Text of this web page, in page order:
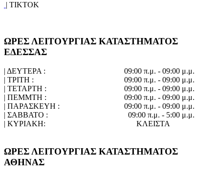
| TIKTOK
ΩΡΕΣ ΛΕΙΤΟΥΡΓΙΑΣ ΚΑΤΑΣΤΗΜΑΤΟΣ
ΕΔΕΣΣΑΣ
| ΔΕΥΤΕΡΑ :
09:00 π.μ. - 09:00 μ.μ.
| ΤΡΙΤΗ :
09:00 π.μ. - 09:00 μ.μ.
| ΤΕΤΑΡΤΗ :
09:00 π.μ. - 09:00 μ.μ.
| ΠΕΜΜΤΗ :
09:00 π.μ. - 09:00 μ.μ.
| ΠΑΡΑΣΚΕΥΗ :
09:00 π.μ. - 09:00 μ.μ.
| ΣΑΒΒΑΤΟ :
09:00 π.μ. - 5:00 μ.μ.
| ΚΥΡΙΑΚΗ:
ΚΛΕΙΣΤΑ
ΩΡΕΣ ΛΕΙΤΟΥΡΓΙΑΣ ΚΑΤΑΣΤΗΜΑΤΟΣ
ΑΘΗΝΑΣ